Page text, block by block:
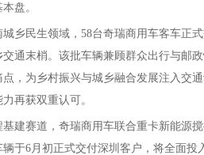
盘。
城乡民生领域，58台奇瑞商用车客车正
通末梢。该批车辆兼顾群众出行与邮
点，为乡村振兴与城乡融合发展注入交
再获双重认可。
基建赛道，奇瑞商用车联合重卡新能源
辆于6月初正式交付深圳客户，将全面